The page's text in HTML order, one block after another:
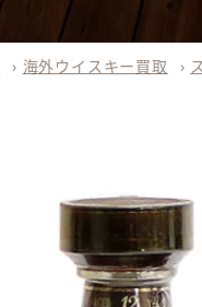
› 海外ウイスキー買取 ›